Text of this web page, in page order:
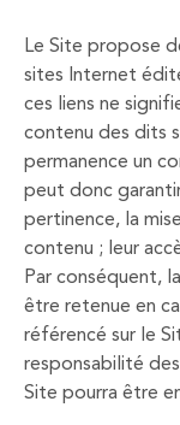
Le Site propose
sites Internet
ces liens ne
contenu des dits
permanence un
peut donc
pertinence, la
contenu ; leur
Par conséquent,
être retenue en
référencé sur le
responsabilité
Site pourra être